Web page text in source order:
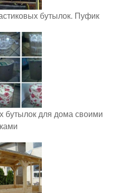
бутылок. Пуфик
бутылок для дома своими